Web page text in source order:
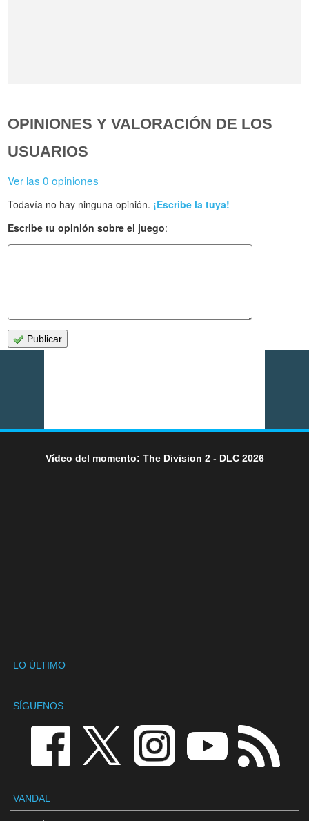
OPINIONES Y VALORACIÓN DE LOS
USUARIOS
Ver las 0 opiniones
Todavía no hay ninguna opinión. ¡Escribe la tuya!
Escribe tu opinión sobre el juego:
Publicar
Vídeo del momento: The Division 2 - DLC 2026
LO ÚLTIMO
SÍGUENOS
VANDAL